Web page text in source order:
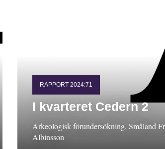
RAPPORT 2024:71
I kvarteret Cedern 2
Arkeologisk förundersökning, Småland
Albinsson